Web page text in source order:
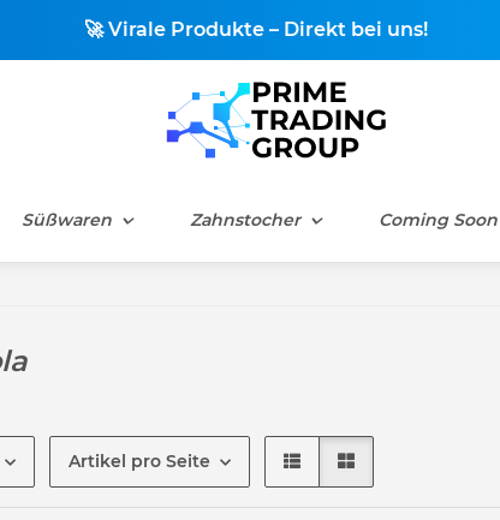
🚀 Virale Produkte – Direkt bei uns!
Süßwaren Zahnstocher Coming Soon
Artikel pro Seite